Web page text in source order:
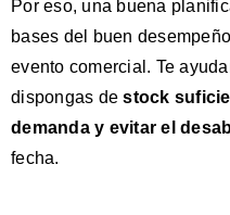
Por eso, una buena
bases del buen
evento comercial. Te
dispongas de stock
demanda y evitar el
fecha.